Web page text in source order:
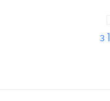
з